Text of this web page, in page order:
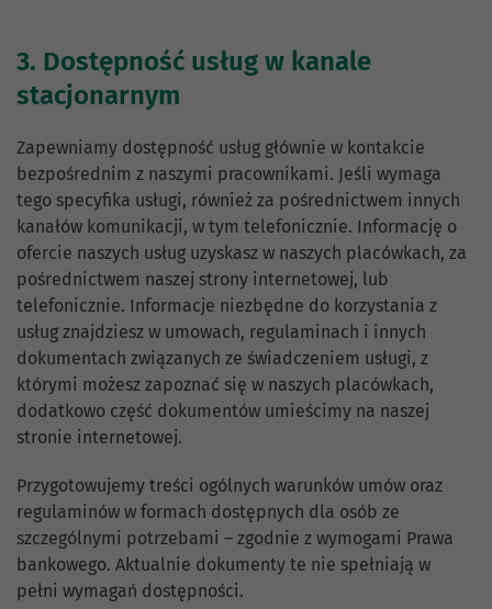
3. Dostępność usług w kanale
stacjonarnym
Zapewniamy dostępność usług głównie w kontakcie
bezpośrednim z naszymi pracownikami. Jeśli wymaga
tego specyfika usługi, również za pośrednictwem innych
kanałów komunikacji, w tym telefonicznie. Informację o
ofercie naszych usług uzyskasz w naszych placówkach, za
pośrednictwem naszej strony internetowej, lub
telefonicznie. Informacje niezbędne do korzystania z
usług znajdziesz w umowach, regulaminach i innych
dokumentach związanych ze świadczeniem usługi, z
którymi możesz zapoznać się w naszych placówkach,
dodatkowo część dokumentów umieścimy na naszej
stronie internetowej.
Przygotowujemy treści ogólnych warunków umów oraz
regulaminów w formach dostępnych dla osób ze
szczególnymi potrzebami – zgodnie z wymogami Prawa
bankowego. Aktualnie dokumenty te nie spełniają w
pełni wymagań dostępności.